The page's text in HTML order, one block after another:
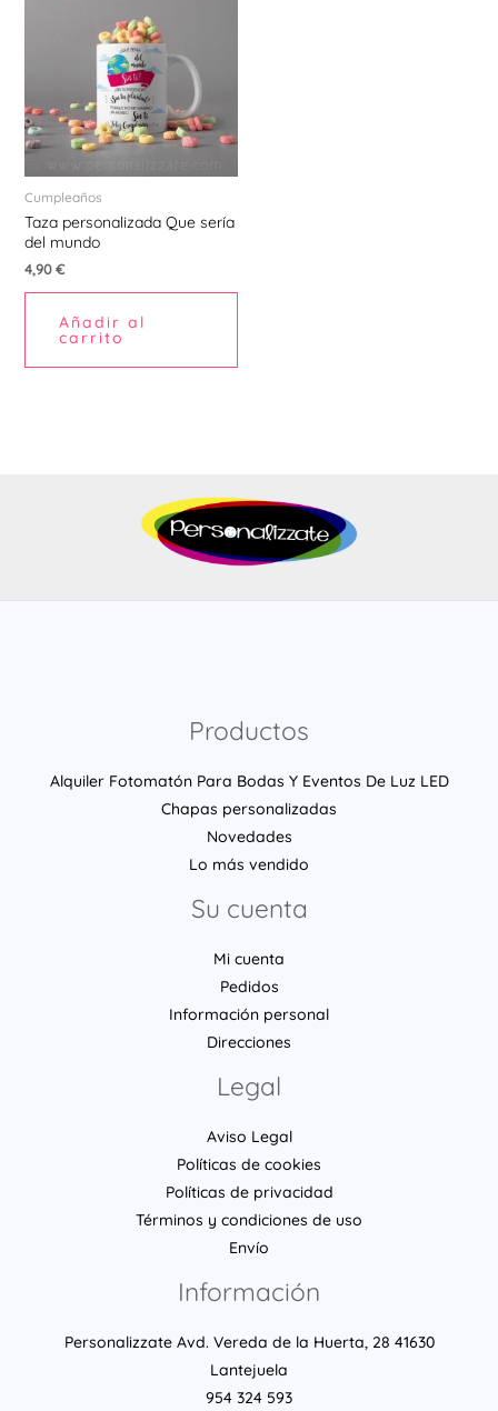
Cumpleaños
Taza personalizada Que sería
del mundo
4,90€
Añadir al
carrito
Productos
Alquiler Fotomatón Para Bodas Y Eventos De Luz LED
Chapas personalizadas
Novedades
Lo más vendido
Su cuenta
Mi cuenta
Pedidos
Información personal
Direcciones
Legal
Aviso Legal
Políticas de cookies
Políticas de privacidad
Términos y condiciones de uso
Envío
Información
Personalizzate Avd. Vereda de la Huerta, 28 41630
Lantejuela
954 324 593